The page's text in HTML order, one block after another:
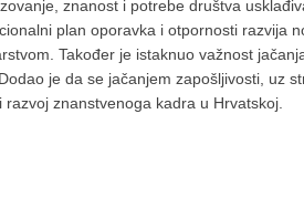
znanost i potrebe društva
plan oporavka i otpornosti razvija
Također je istaknuo važnost
je da se jačanjem zapošljivosti, uz
znanstvenoga kadra u Hrvatskoj.